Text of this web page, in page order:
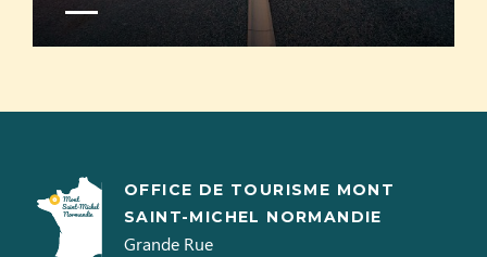
OFFICE DE TOURISME MONT
SAINT-MICHEL NORMANDIE
Grande Rue